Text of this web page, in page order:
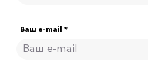
Ваш e-mail *